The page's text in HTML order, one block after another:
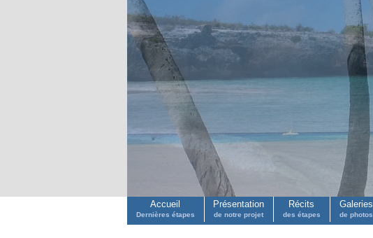
Accueil
Dernières étapes
Présentation
de notre projet
Récits
des étapes
Galeries
de photos